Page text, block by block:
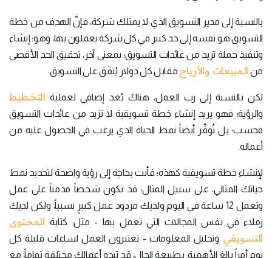
بالنسبة إلى مدير التسويق الذي لا يمتلك شركة، فإنَّ الهدف من خطة
التسويق هو نفسه إلى حد كبير في كل شركة يعملون بها، وهو: إنشاء
وتنفيذ حملة تزيد من عائدات التسويق؛ بمعنى آخر، تحقيق الحد الأقصى
من المبيعات والأرباح مقابل كل دولار يُنفَق على التسويق.
لكن بالنسبة إلى رب العمل، هناك بُعد إضافي لعملية التخطيط
والرؤية؛ فهو يريد إنشاء خطة تسويقية لا تزيد من عائدات التسويق
فحسب؛ بل تُوفِّر أيضاً نمط الحياة الذي يرغب في الحصول عليه من
أعماله.
لإنشاء خطة تسويقية كهذه؛ فأنت بحاجة إلى رؤية واضحة لتحديد نمط
حياتك المثالي، على سبيل المثال: قد تكون شخصاً مدمناً على عمل
وتعمل 12 ساعة في اليوم ولديك مردود عمل كبيرٍ نسبياً، ولكن لديك
زملاء في نفس المجالات التي تعمل بها - مثل: كتابة المحتوى
التسويقي وتحليل المعلومات - يَعتبرون العمل لساعات قليلة كل
يوم أمراً بالغ الأهمية. بطبيعة الحال، قد تبدو أعمالك مختلفة تماماً، مع